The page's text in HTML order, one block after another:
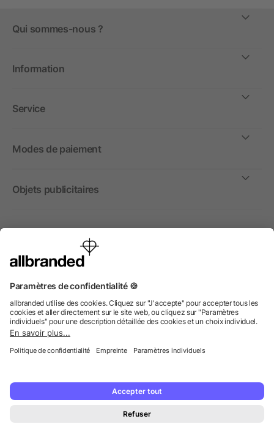
Qui sommes-nous ?
Information
Service
Modes de paiement
Objets publicitaires
International
Nous commercialisons nos objets publicitaires et articles
non aux personnes privées.